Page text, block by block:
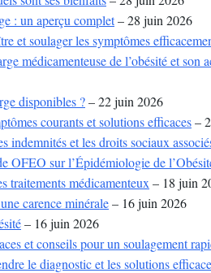
: un aperçu complet– 28 juin 2026
et soulager les symptômes
médicamenteuse de l’obésité et son
disponibles ?– 22 juin 2026
courants et solutions efficaces–
indemnités et les droits sociaux
OFEO sur l’Épidémiologie de
traitements médicamenteux – 18 juin
carence minérale– 16 juin 2026
– 16 juin 2026
et conseils pour un soulagement
le diagnostic et les solutions